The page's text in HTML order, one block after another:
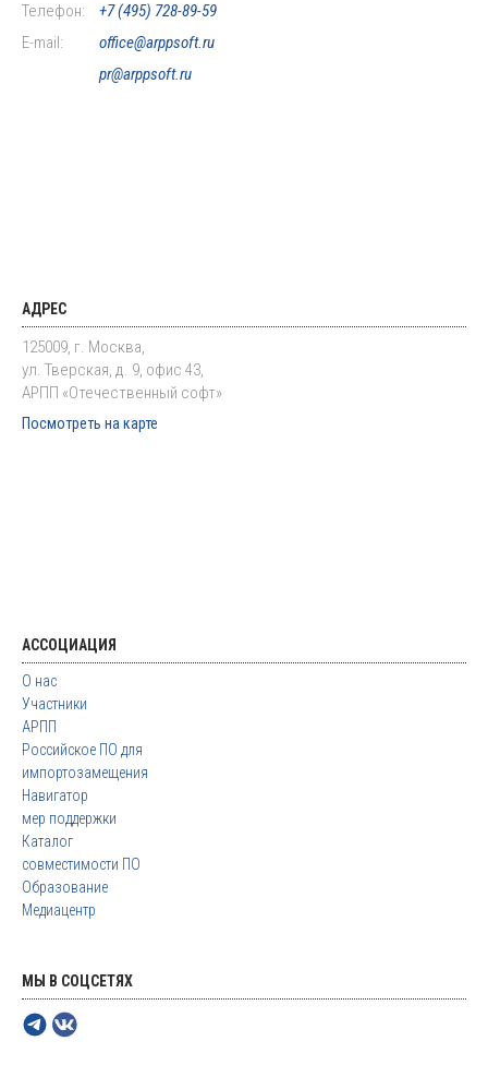
Телефон:
+7 (495) 728-89-59
E-mail:
office@arppsoft.ru
pr@arppsoft.ru
АДРЕС
125009, г. Москва,
ул. Тверская, д. 9, офис 43,
АРПП «Отечественный софт»
Посмотреть на карте
АССОЦИАЦИЯ
О нас
Участники
АРПП
Российское ПО для
импортозамещения
Навигатор
мер поддержки
Каталог
совместимости ПО
Образование
Медиацентр
МЫ В СОЦСЕТЯХ